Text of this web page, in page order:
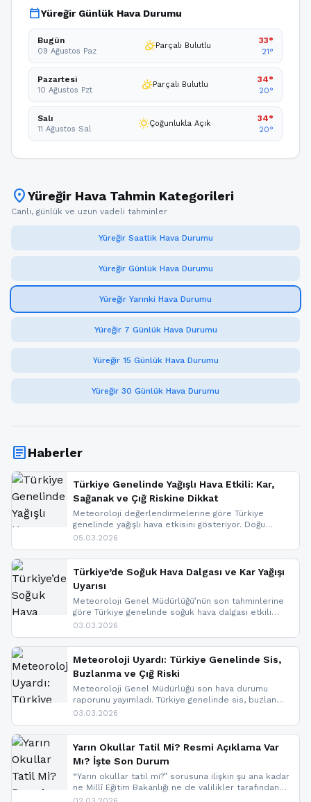
calendar_todayYüreğir Günlük Hava Durumu
Bugün
09 Ağustos Paz partly_cloudy_dayParçalı Bulutlu
33°
21°
Pazartesi
10 Ağustos Pzt partly_cloudy_dayParçalı Bulutlu
34°
20°
Salı
11 Ağustos Sal wb_sunnyÇoğunlukla Açık
34°
20°
location_onYüreğir Hava Tahmin Kategorileri
Canlı, günlük ve uzun vadeli tahminler
Yüreğir Saatlik Hava Durumu
Yüreğir Günlük Hava Durumu
Yüreğir Yarınki Hava Durumu
Yüreğir 7 Günlük Hava Durumu
Yüreğir 15 Günlük Hava Durumu
Yüreğir 30 Günlük Hava Durumu
articleHaberler
Türkiye Genelinde Yağışlı Hava Etkili: Kar,
Sağanak ve Çığ Riskine Dikkat
Meteoroloji değerlendirmelerine göre Türkiye
genelinde yağışlı hava etkisini gösteriyor. Doğu
bölgelerinde kar yağışı beklenirken Marmara ve
ise çığ tehlikesi bulunuyor. İç kesimlerde sis ve pus
nedeniyle görüş mesafesinde azalma
yaşanabileceği belirtiliyor.
05.03.2026
Türkiye’de Soğuk Hava Dalgası ve Kar Yağışı
Uyarısı
Meteoroloji Genel Müdürlüğü’nün son tahminlerine
göre Türkiye genelinde soğuk hava dalgası etkili
oluyor. Birçok il için kar yağışı ve buzlanma uyarısı
03.03.2026
Meteoroloji Uyardı: Türkiye Genelinde Sis,
Buzlanma ve Çığ Riski
Meteoroloji Genel Müdürlüğü son hava durumu
raporunu yayımladı. Türkiye genelinde sis, buzlanma
ve don beklenirken Doğu Anadolu ve Doğu
yapıldı. İşte son dakika meteoroloji gelişmeleri.
03.03.2026
Yarın Okullar Tatil Mi? Resmi Açıklama Var
Mı? İşte Son Durum
“Yarın okullar tatil mi?” sorusuna ilişkin şu ana kadar
ne Millî Eğitim Bakanlığı ne de valilikler tarafından
yapılmış resmi bir tatil açıklaması bulunmamaktadır.